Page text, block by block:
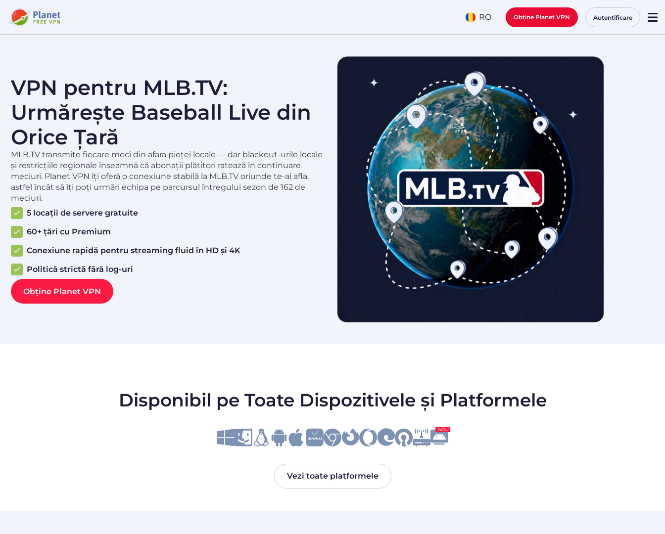
RO Obține Planet VPN Autentificare
VPN pentru MLB.TV:
Urmărește Baseball Live din
Orice Țară
MLB.TV transmite fiecare meci din afara pieței locale — dar blackout-urile locale
și restricțiile regionale înseamnă că abonații plătitori ratează în continuare
meciuri. Planet VPN îți oferă o conexiune stabilă la MLB.TV oriunde te-ai afla,
astfel încât să îți poți urmări echipa pe parcursul întregului sezon de 162 de
meciuri.
5 locații de servere gratuite
60+ țări cu Premium
Conexiune rapidă pentru streaming fluid în HD și 4K
Politică strictă fără log-uri
Obține Planet VPN
Disponibil pe Toate Dispozitivele și Platformele
NOU
Vezi toate platformele